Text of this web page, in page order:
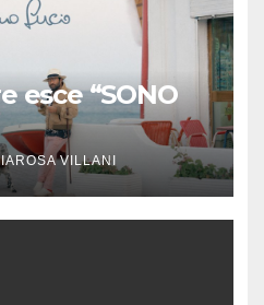
esce “SONO
VILLANI